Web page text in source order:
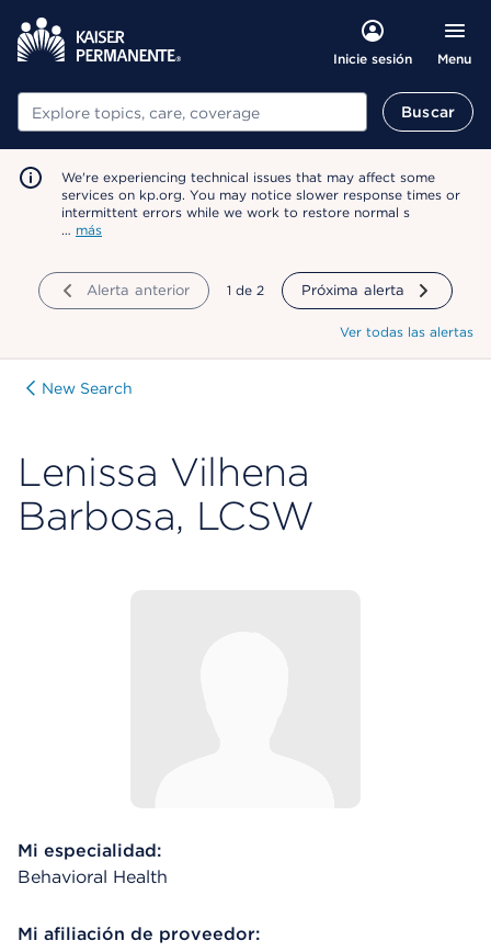
Inicie sesión Menu
Buscar Buscar
We're experiencing technical issues that may affect some
services on kp.org. You may notice slower response times or
intermittent errors while we work to restore normal s
… más
Alerta anterior mostrando
1 de 2 Próxima alerta
Ver todas las alertas
New Search
Lenissa Vilhena
Barbosa, LCSW
Mi especialidad:
Behavioral Health
Mi afiliación de proveedor: